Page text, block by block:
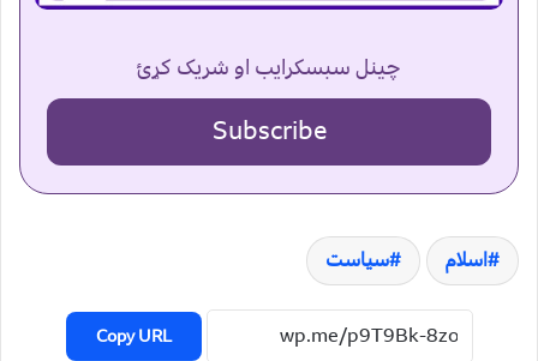
چینل سبسکرایب او شریک کړئ
Subscribe
اسلام سیاست
Copy URL